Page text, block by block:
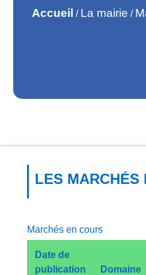
Accueil / La mairie /
LES MARCHÉS
Marchés en cours
Date de
publication
Domaine